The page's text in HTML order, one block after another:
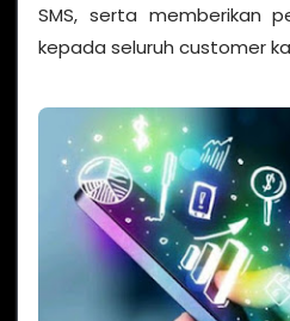
SMS, serta memberikan
kepada seluruh customer